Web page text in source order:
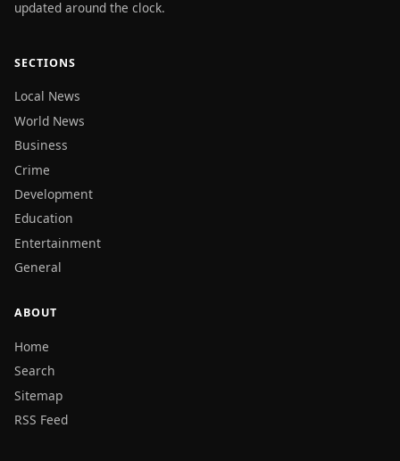
updated around the clock.
SECTIONS
Local News
World News
Business
Crime
Development
Education
Entertainment
General
ABOUT
Home
Search
Sitemap
RSS Feed